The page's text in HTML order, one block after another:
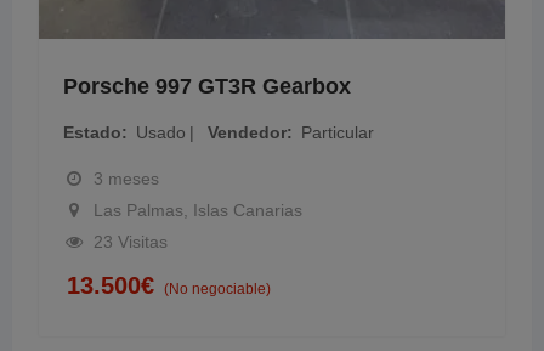
Porsche 997 GT3R Gearbox
Estado Usado Vendedor Particular
3 meses
Las Palmas, Islas Canarias
23 Visitas
13.500€ (No negociable)